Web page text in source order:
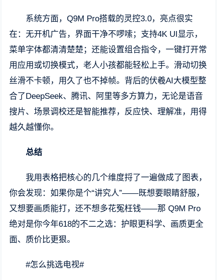
系统方面，Q9M Pro搭载的灵控3.0，亮点很实
在：无开机广告，界面干净不啰嗦；支持4K UI显示，
菜单字体都清清楚楚；还能设置组合指令，一键打开常
用应用或切换模式，老人小孩都能轻松上手。滑动切换
丝滑不卡顿，用久了也不掉帧。背后的伏羲AI大模型整
合了DeepSeek、腾讯、阿里等多方算力，无论是语音
搜片、场景调校还是智能推荐，反应快、理解准，用得
越久越懂你。
总结
我用表格把核心的几个维度捋了一遍做成了图表，
你会发现：如果你是个“讲究人”——既想要眼睛舒服，
又想要画质能打，还不想多花冤枉钱——那 Q9M Pro
绝对是你今年618的不二之选：护眼更科学、画质更全
面、质价比更狠。
#怎么挑选电视#